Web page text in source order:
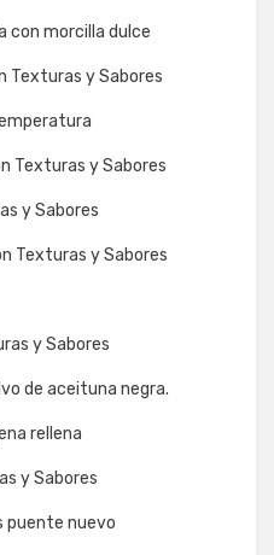
con morcilla dulce
Texturas y Sabores
Texturas y Sabores
y Sabores
Texturas y Sabores
y Sabores
de aceituna negra.
rellena
y Sabores
puente nuevo